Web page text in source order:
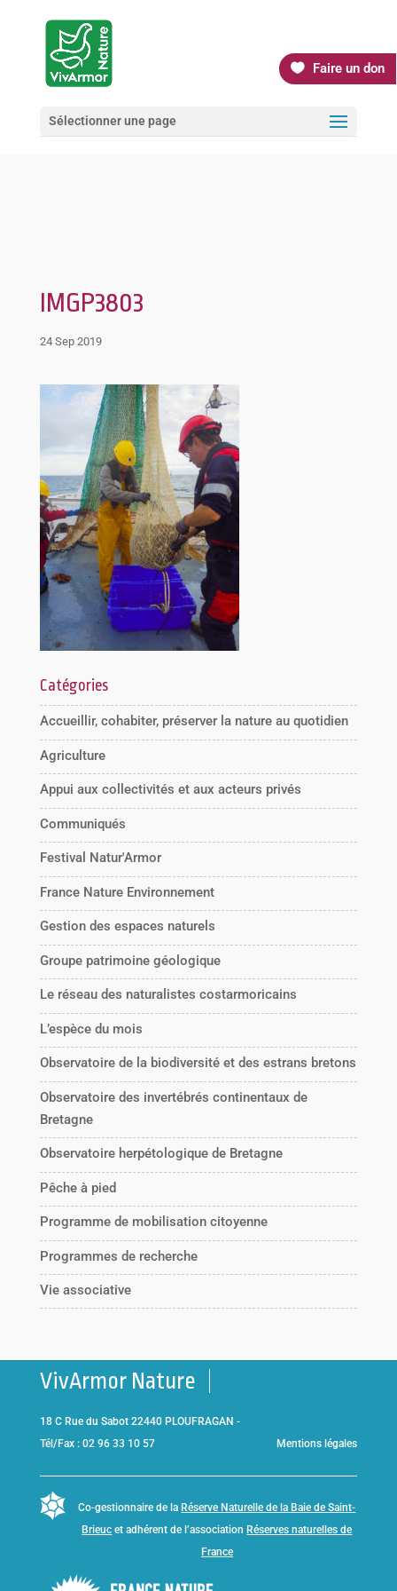
Faire un don
Sélectionner une page
IMGP3803
24 Sep 2019
Catégories
Accueillir, cohabiter, préserver la nature au quotidien
Agriculture
Appui aux collectivités et aux acteurs privés
Communiqués
Festival Natur'Armor
France Nature Environnement
Gestion des espaces naturels
Groupe patrimoine géologique
Le réseau des naturalistes costarmoricains
L’espèce du mois
Observatoire de la biodiversité et des estrans bretons
Observatoire des invertébrés continentaux de
Bretagne
Observatoire herpétologique de Bretagne
Pêche à pied
Programme de mobilisation citoyenne
Programmes de recherche
Vie associative
VivArmor Nature
18 C Rue du Sabot 22440 PLOUFRAGAN -
Tél/Fax : 02 96 33 10 57
Mentions légales
Co-gestionnaire de la Réserve Naturelle de la Baie de Saint-
Brieuc et adhérent de l’association Réserves naturelles de
France